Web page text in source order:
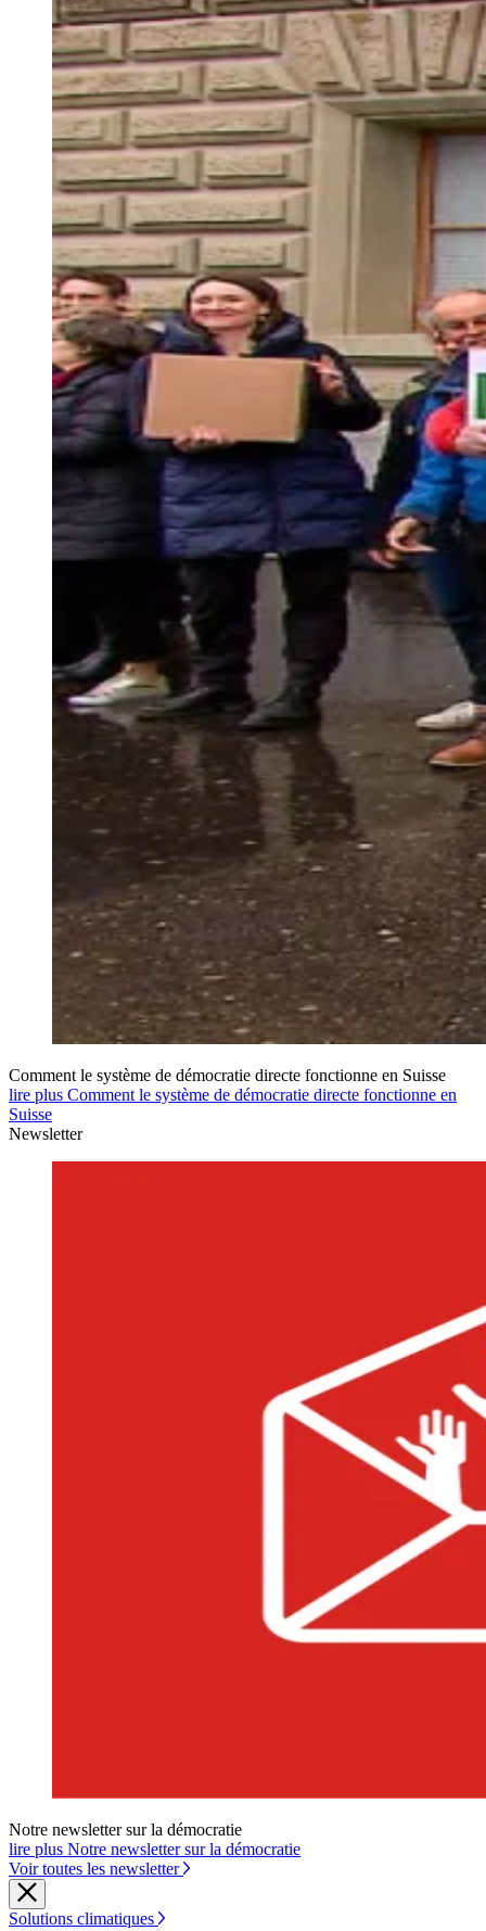
Comment le système de démocratie directe fonctionne en Suisse
lire plus Comment le système de démocratie directe fonctionne en
Suisse
Newsletter
Notre newsletter sur la démocratie
lire plus Notre newsletter sur la démocratie
Voir toutes les newsletter
Solutions climatiques